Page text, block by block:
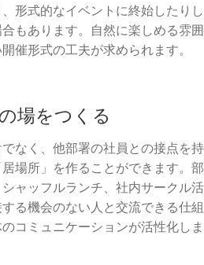
形式的なイベントに終始したりし
もあります。自然に楽しめる雰囲
催形式の工夫が求められます。
場をつくる
なく、他部署の社員との接点を持
場所」を作ることができます。部
ャッフルランチ、社内サークル活
る機会のない人と交流できる仕組
コミュニケーションが活性化しま